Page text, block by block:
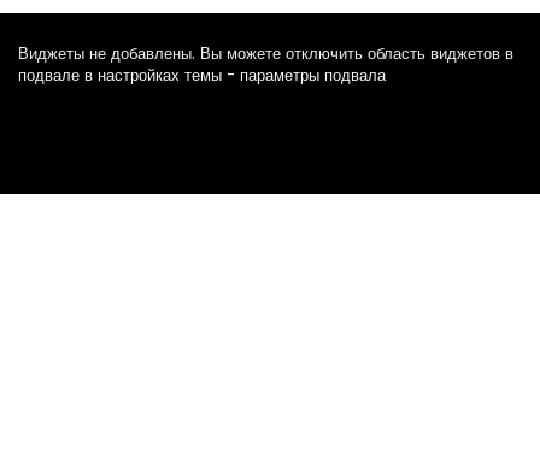
Виджеты не добавлены. Вы можете отключить область виджетов в
подвале в настройках темы - параметры подвала